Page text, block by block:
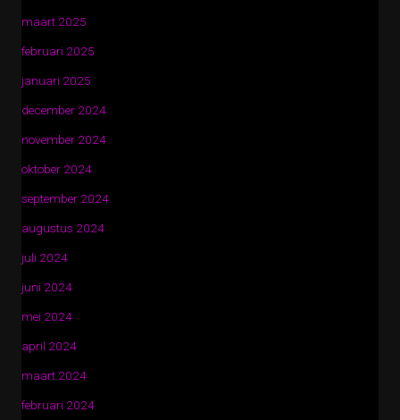
maart 2025
februari 2025
januari 2025
december 2024
november 2024
oktober 2024
september 2024
augustus 2024
juli 2024
juni 2024
mei 2024
april 2024
maart 2024
februari 2024